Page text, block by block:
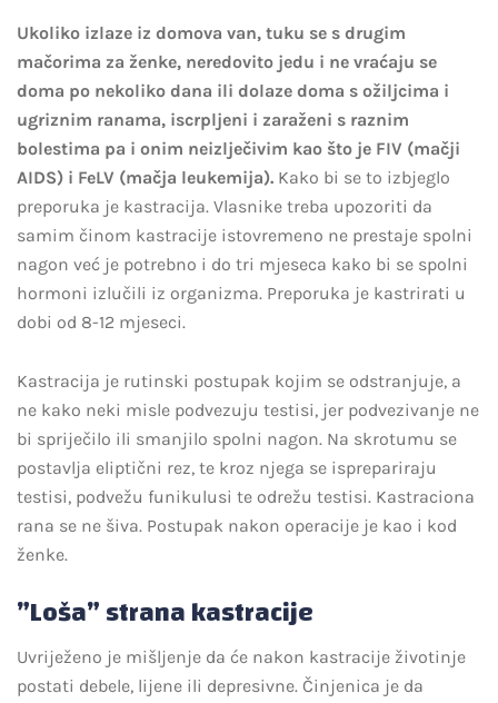
Ukoliko izlaze iz domova van, tuku se s drugim
mačorima za ženke, neredovito jedu i ne vraćaju se
doma po nekoliko dana ili dolaze doma s ožiljcima i
ugriznim ranama, iscrpljeni i zaraženi s raznim
bolestima pa i onim neizlječivim kao što je FIV (mačji
AIDS) i FeLV (mačja leukemija). Kako bi se to izbjeglo
preporuka je kastracija. Vlasnike treba upozoriti da
samim činom kastracije istovremeno ne prestaje spolni
nagon već je potrebno i do tri mjeseca kako bi se spolni
hormoni izlučili iz organizma. Preporuka je kastrirati u
dobi od 8-12 mjeseci.
Kastracija je rutinski postupak kojim se odstranjuje, a
ne kako neki misle podvezuju testisi, jer podvezivanje ne
bi spriječilo ili smanjilo spolni nagon. Na skrotumu se
postavlja eliptični rez, te kroz njega se isprepariraju
testisi, podvežu funikulusi te odrežu testisi. Kastraciona
rana se ne šiva. Postupak nakon operacije je kao i kod
ženke.
”Loša” strana kastracije
Uvriježeno je mišljenje da će nakon kastracije životinje
postati debele, lijene ili depresivne. Činjenica je da